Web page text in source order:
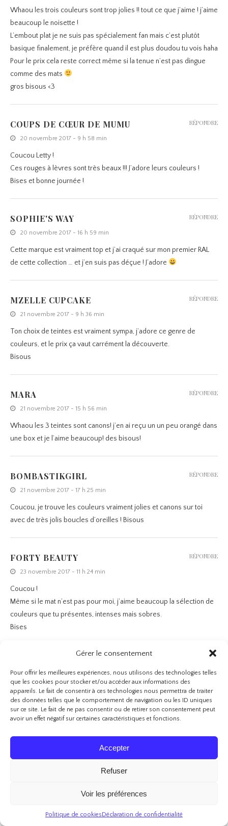
Gérer le consentement
Pour offrir les meilleures expériences, nous utilisons des technologies telles
que les cookies pour stocker et/ou accéder aux informations des
appareils. Le fait de consentir à ces technologies nous permettra de traiter
des données telles que le comportement de navigation ou les ID uniques
sur ce site. Le fait de ne pas consentir ou de retirer son consentement peut
avoir un effet négatif sur certaines caractéristiques et fonctions.
Accepter
Refuser
Voir les préférences
Politique de cookiesDéclaration de confidentialité
Whaou les trois couleurs sont trop jolies !! tout ce que j’aime ! j’aime
beaucoup le noisette !
L’embout plat je ne suis pas spécialement fan mais c’est plutôt
basique finalement, je préfère quand il est plus doudou tu vois haha
Pour le prix cela reste correct même si la tenue n’est pas dingue
comme des mats
gros bisous <3
COUPS DE CŒUR DE MUMU
20 novembre 2017 - 9 h 58 min
Coucou Letty !
Ces rouges à lèvres sont très beaux !!! J’adore leurs couleurs !
Bises et bonne journée !
RÉPONDRE
SOPHIE'S WAY
20 novembre 2017 - 16 h 59 min
Cette marque est vraiment top et j’ai craqué sur mon premier RAL
de cette collection … et j’en suis pas déçue ! J’adore
RÉPONDRE
MZELLE CUPCAKE
21 novembre 2017 - 9 h 36 min
Ton choix de teintes est vraiment sympa, j’adore ce genre de
couleurs, et le prix ça vaut carrément la découverte.
Bisous
RÉPONDRE
MARA
21 novembre 2017 - 15 h 56 min
Whaou les 3 teintes sont canons! j’en ai reçu un un peu orangé dans
une box et je l’aime beaucoup! des bisous!
RÉPONDRE
BOMBASTIKGIRL
21 novembre 2017 - 17 h 25 min
Coucou, je trouve les couleurs vraiment jolies et canons sur toi
avec de très jolis boucles d’oreilles ! Bisous
RÉPONDRE
FORTY BEAUTY
23 novembre 2017 - 11 h 24 min
Coucou !
Même si le mat n’est pas pour moi, j’aime beaucoup la sélection de
couleurs que tu présentes, intenses mais sobres.
Bises
RÉPONDRE
25 novembre 2017 - 10 h 38 min
Coucou, j’adore beaucoup ton article, je ne connaissais pas
vraiment les produits mais ils me tentent énormément car je suis
une grande fan des rouges à lèvres mat.
LULU12
Je les trouvent nuls perso je préfère et de loin les mattes ink de
après… et perso il va se mettre dans les plis et je dois passer
RÉPONDRE